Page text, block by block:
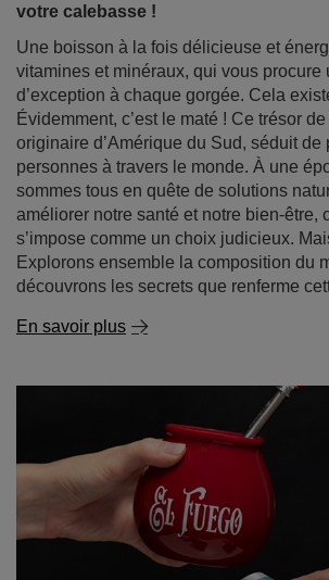
votre calebasse !
Une boisson à la fois délicieuse et
vitamines et minéraux, qui vous procure
d’exception à chaque gorgée. Cela
Évidemment, c’est le maté ! Ce trésor
originaire d’Amérique du Sud, séduit de
personnes à travers le monde. À une
sommes tous en quête de solutions
améliorer notre santé et notre bien-être,
s’impose comme un choix judicieux.
Explorons ensemble la composition du
découvrons les secrets que renferme
En savoir plus